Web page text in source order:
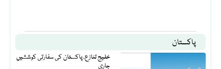
پاکستان
خلیج تنازع، پاکستان کی سفارتی کوششیں
جاری